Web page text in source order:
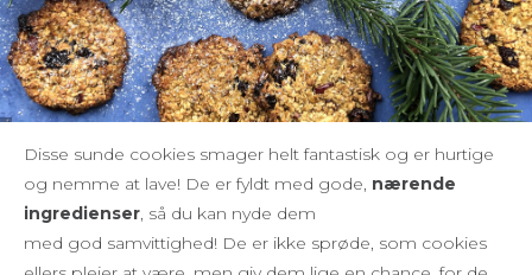
Disse sunde cookies smager helt fantastisk og er hurtige
og nemme at lave! De er fyldt med gode, nærende
ingredienser, så du kan nyde dem
med god samvittighed! De er ikke sprøde, som cookies